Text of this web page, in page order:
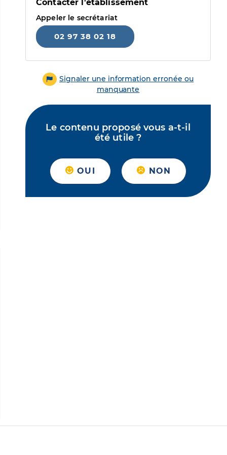
Contacter l'établissement
Appeler le secrétariat
02 97 38 02 18
Signaler une information erronée ou
manquante
Le contenu proposé vous a-t-il
été utile ?
OUI NON